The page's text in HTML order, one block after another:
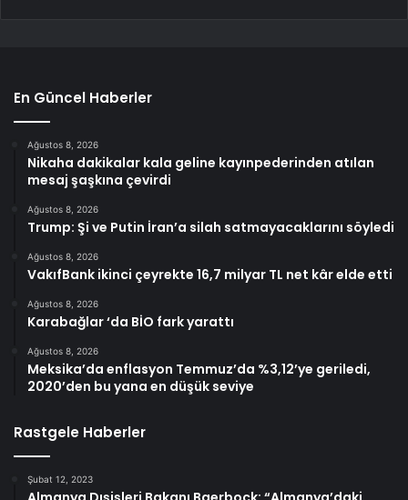
En Güncel Haberler
Ağustos 8, 2026
Nikaha dakikalar kala geline kayınpederinden atılan
mesaj şaşkına çevirdi
Ağustos 8, 2026
Trump: Şi ve Putin İran’a silah satmayacaklarını söyledi
Ağustos 8, 2026
VakıfBank ikinci çeyrekte 16,7 milyar TL net kâr elde etti
Ağustos 8, 2026
Karabağlar ‘da BİO fark yarattı
Ağustos 8, 2026
Meksika’da enflasyon Temmuz’da %3,12’ye geriledi,
2020’den bu yana en düşük seviye
Rastgele Haberler
Şubat 12, 2023